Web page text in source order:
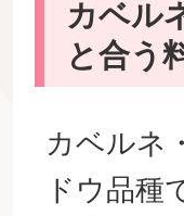
カベル
と合う
カベルネ
ドウ品種